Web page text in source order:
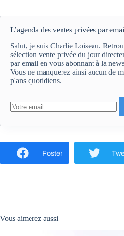
L’agenda des ventes privées par
Salut, je suis Charlie Loiseau.
sélection vente privée du jour
par email en vous abonnant à la
Vous ne manquerez ainsi aucun de
plans quotidiens.
Poster
Vous aimerez aussi